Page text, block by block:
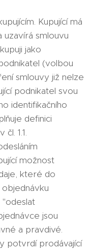
Kupující má
smlouvu
jako
(volbou
smlouvy již nelze
podnikatel svou
identifikačního
definici
1.1.
možnost
které do
"odeslat
jsou
a pravdivé.
potvrdí prodávající